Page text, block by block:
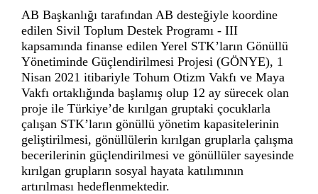
AB Başkanlığı tarafından AB desteğiyle koordine
edilen Sivil Toplum Destek Programı - III
kapsamında finanse edilen Yerel STK’ların Gönüllü
Yönetiminde Güçlendirilmesi Projesi (GÖNYE), 1
Nisan 2021 itibariyle Tohum Otizm Vakfı ve Maya
Vakfı ortaklığında başlamış olup 12 ay sürecek olan
proje ile Türkiye’de kırılgan gruptaki çocuklarla
çalışan STK’ların gönüllü yönetim kapasitelerinin
geliştirilmesi, gönüllülerin kırılgan gruplarla çalışma
becerilerinin güçlendirilmesi ve gönüllüler sayesinde
kırılgan grupların sosyal hayata katılımının
artırılması hedeflenmektedir.